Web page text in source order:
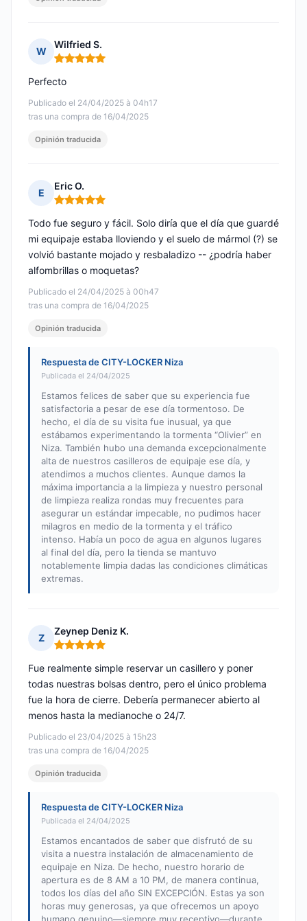
W
Wilfried S.
Nota: 5 de 5
Publicado el 24/04/2025 à 04h17
tras una compra de 16/04/2025
Perfecto
Opinión traducida
E
Eric O.
Nota: 5 de 5
Publicado el 24/04/2025 à 00h47
tras una compra de 16/04/2025
Todo fue seguro y fácil. Solo diría que el día que guardé
mi equipaje estaba lloviendo y el suelo de mármol (?) se
volvió bastante mojado y resbaladizo -- ¿podría haber
alfombrillas o moquetas?
Opinión traducida
Respuesta de CITY-LOCKER Niza
Publicada el 24/04/2025
Estamos felices de saber que su experiencia fue
satisfactoria a pesar de ese día tormentoso. De
hecho, el día de su visita fue inusual, ya que
estábamos experimentando la tormenta “Olivier” en
Niza. También hubo una demanda excepcionalmente
alta de nuestros casilleros de equipaje ese día, y
atendimos a muchos clientes. Aunque damos la
máxima importancia a la limpieza y nuestro personal
de limpieza realiza rondas muy frecuentes para
asegurar un estándar impecable, no pudimos hacer
milagros en medio de la tormenta y el tráfico
intenso. Había un poco de agua en algunos lugares
al final del día, pero la tienda se mantuvo
notablemente limpia dadas las condiciones climáticas
extremas.
Z
Zeynep Deniz K.
Nota: 5 de 5
Publicado el 23/04/2025 à 15h23
tras una compra de 16/04/2025
Fue realmente simple reservar un casillero y poner
todas nuestras bolsas dentro, pero el único problema
fue la hora de cierre. Debería permanecer abierto al
menos hasta la medianoche o 24/7.
Opinión traducida
Respuesta de CITY-LOCKER Niza
Publicada el 24/04/2025
Estamos encantados de saber que disfrutó de su
visita a nuestra instalación de almacenamiento de
equipaje en Niza. De hecho, nuestro horario de
apertura es de 8 AM a 10 PM, de manera continua,
todos los días del año SIN EXCEPCIÓN. Estas ya son
horas muy generosas, ya que ofrecemos un apoyo